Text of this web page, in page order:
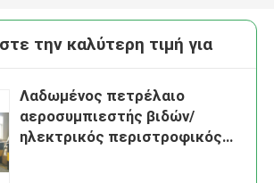
την καλύτερη τιμή για
Λαδωμένος πετρέλαιο
αεροσυμπιεστής βιδών/
ηλεκτρικός περιστροφικός